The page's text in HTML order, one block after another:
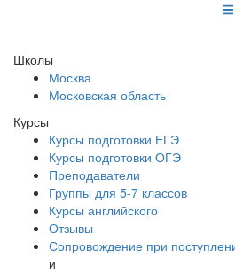
Школы
Москва
Московская область
Курсы
Курсы подготовки ЕГЭ
Курсы подготовки ОГЭ
Преподаватели
Группы для 5-7 классов
Курсы английского
Отзывы
Сопровождение при
и